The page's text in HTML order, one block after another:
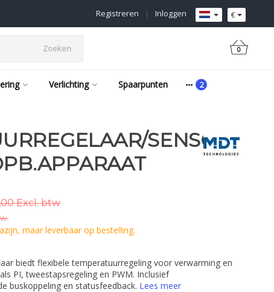
€
Inloggen
|
Registreren
Zoeken 0
Verlichting Spaarpunten
SENSOR
Excl. btw
maar leverbaar op bestelling.
biedt flexibele temperatuurregeling voor verwarming en
PI, tweestapsregeling en PWM. Inclusief
buskoppeling en statusfeedback. Lees meer